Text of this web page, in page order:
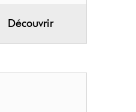
Découvrir